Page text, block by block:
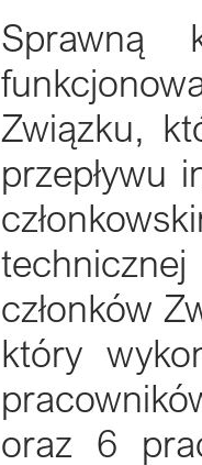
Sprawną
Związku,
przepływu
członków
który
oraz 6